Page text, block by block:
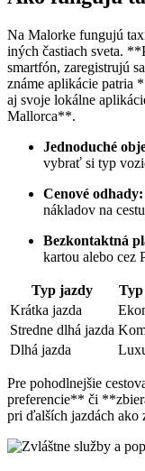
Na Malorke fungujú
iných častiach sveta.
smartfón, zaregistrujú
známe aplikácie
aj svoje lokálne
Mallorca**.
Jednoduché
vybrať si typ
Cenové odhady:
nákladov na
Bezkontaktná
kartou alebo cez
Typ jazdy Typ
Krátka jazda
Stredne dlhá jazda
Dlhá jazda
Pre pohodlnejšie
preferencie** či
pri ďalších jazdách